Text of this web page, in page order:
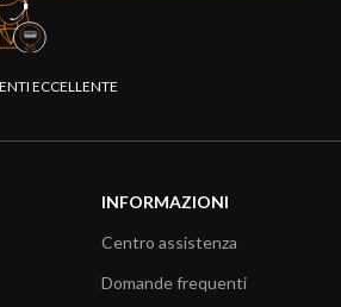
ECCELLENTE
INFORMAZIONI
Centro assistenza
Domande frequenti